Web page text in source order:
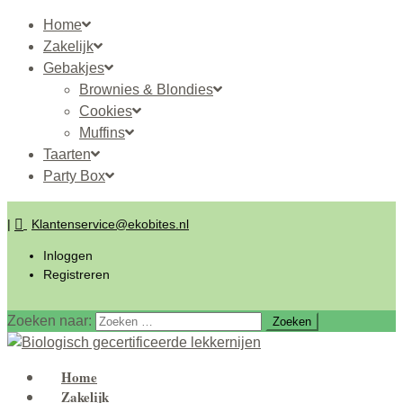
Home
Zakelijk
Gebakjes
Brownies & Blondies
Cookies
Muffins
Taarten
Party Box
| Klantenservice@ekobites.nl
Inloggen
Registreren
Zoeken naar:
Home
Zakelijk